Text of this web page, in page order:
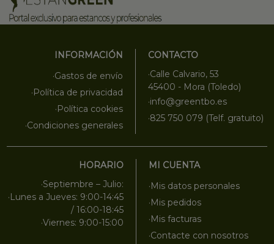
INFORMACIÓN
·Gastos de envío
·Política de privacidad
·Política cookies
·Condiciones generales
CONTACTO
·Calle Calvario, 53
45400 - Mora (Toledo)
·info@greentbo.es
·825 750 079 (Telf. gratuito)
HORARIO
·Septiembre – Julio:
·Lunes a Jueves: 9:00-14:45
/ 16:00-18:45
·Viernes: 9:00-15:00
MI CUENTA
·Mis datos personales
·Mis pedidos
·Mis facturas
·Contacte con nosotros